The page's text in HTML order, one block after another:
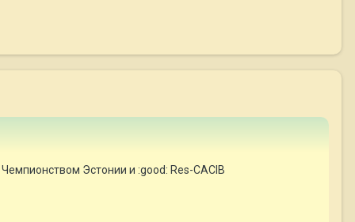
Эстонии и :good: Res-CACIB